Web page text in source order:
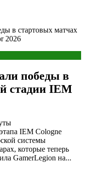
в стартовых матчах
2026
победы в
стадии IEM
IEM Cologne
системы
которые теперь
GamerLegion на...